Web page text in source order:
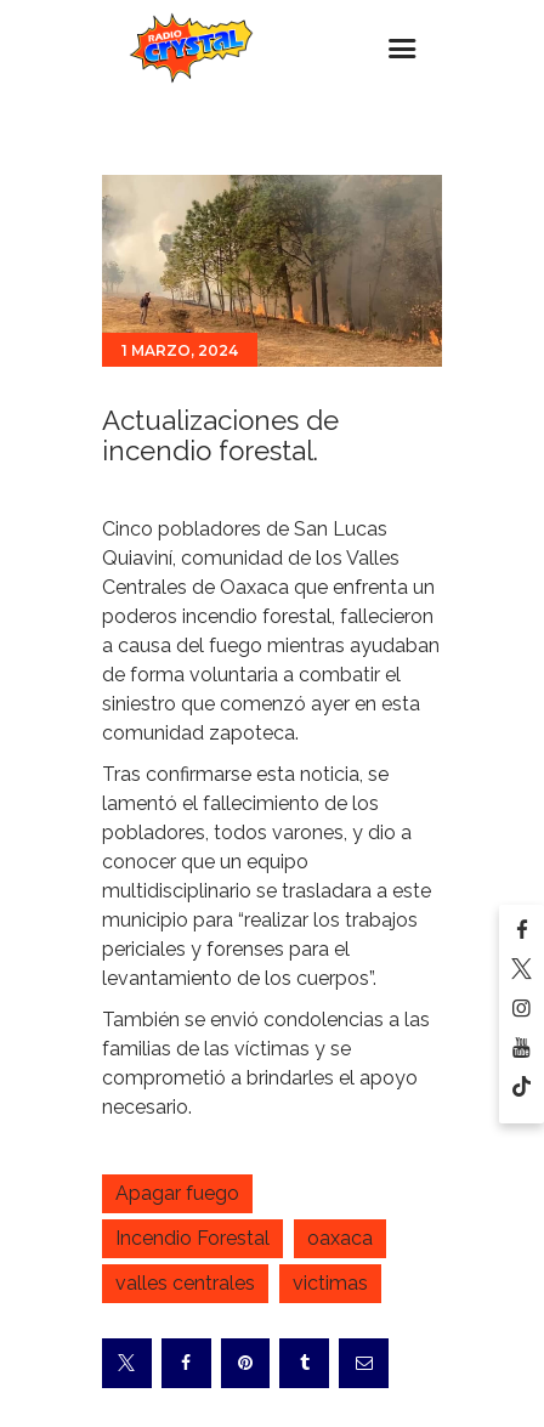
Estaciones
Eventos
Promociones
Noticias
Para ti
1 MARZO, 2024
Actualizaciones de
incendio forestal.
Cinco pobladores de San Lucas
Quiaviní, comunidad de los Valles
Centrales de Oaxaca que enfrenta un
poderos incendio forestal, fallecieron
a causa del fuego mientras ayudaban
de forma voluntaria a combatir el
siniestro que comenzó ayer en esta
comunidad zapoteca.
Tras confirmarse esta noticia, se
lamentó el fallecimiento de los
pobladores, todos varones, y dio a
conocer que un equipo
multidisciplinario se trasladara a este
municipio para “realizar los trabajos
periciales y forenses para el
levantamiento de los cuerpos”.
También se envió condolencias a las
familias de las víctimas y se
comprometió a brindarles el apoyo
necesario.
Apagar fuego
Incendio Forestal
oaxaca
valles centrales
victimas